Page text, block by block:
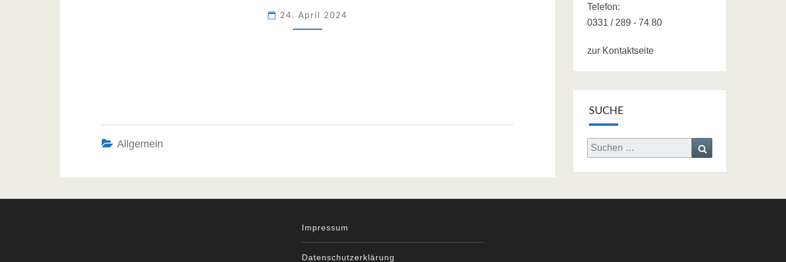
24. April 2024
Allgemein
Telefon:
0331 / 289 - 74 80
zur Kontaktseite
SUCHE
Search
for:
Impressum
Datenschutzerklärung